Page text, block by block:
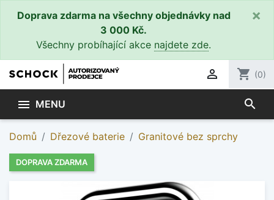
Doprava zdarma na všechny objednávky nad
3 000 Kč.
Všechny probíhající akce najdete zde.
×
 shopping_cart (0)
 MENU search
Domů Dřezové baterie Granitové bez sprchy
DOPRAVA ZDARMA